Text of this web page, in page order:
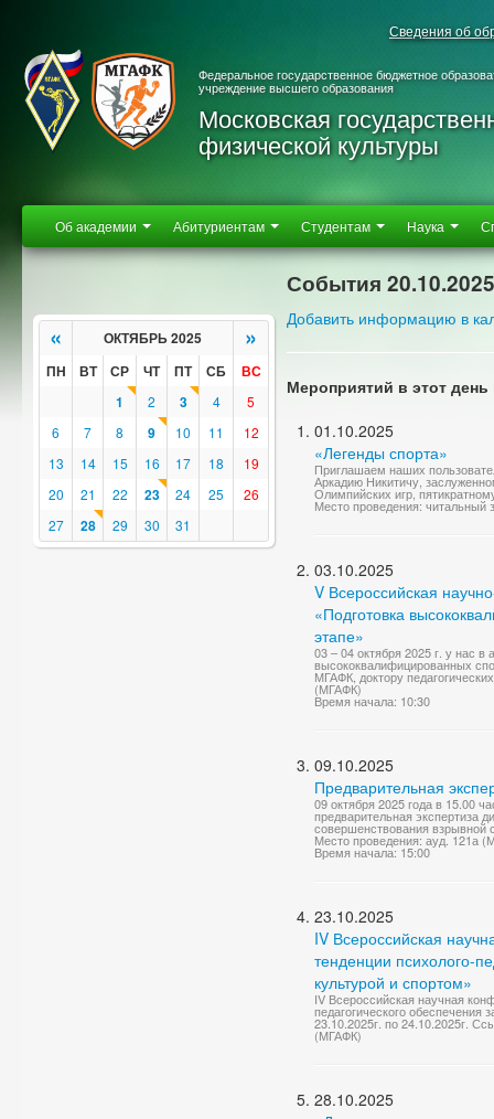
Сведения об
Федеральное государственное бюджетное
учреждение высшего образования
Московская
физической культуры
Об академии Абитуриентам Студентам Наука
« ОКТЯБРЬ 2025 »
ПН ВТ СР ЧТ ПТ СБ
ВС
1
2 3 4
5
6
7 8 9 10 11
12
13
14 15 16 17 18
19
20
21 22 23 24 25
26
27
28 29 30 31
События 20.10.2025
Добавить информацию в
Мероприятий в этот день
01.10.2025
«Легенды спорта»
Приглашаем наших
Аркадию Никитичу,
Олимпийских игр,
Место проведения: читальный
03.10.2025
V Всероссийская
«Подготовка
этапе»
03 – 04 октября 2025 г. у нас
высококвалифицированных
МГАФК, доктору
(МГАФК)
Время начала: 10:30
09.10.2025
Предварительная
09 октября 2025 года в 15.00
предварительная экспертиза
совершенствования взрывной
Место проведения: ауд. 121а
Время начала: 15:00
23.10.2025
IV Всероссийская
тенденции психолого-
культурой и спортом»
IV Всероссийская научная
педагогического
23.10.2025г. по 24.10.2025г.
(МГАФК)
28.10.2025